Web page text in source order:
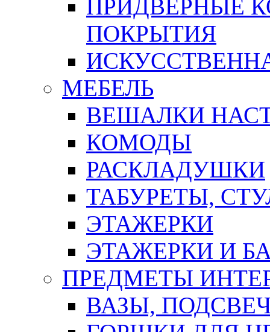
ПРИДВЕРНЫЕ
ПОКРЫТИЯ
МЕБЕЛЬ
ВЕШАЛКИ
КОМОДЫ
РАСКЛАДУШКИ
ТАБУРЕТЫ,
ЭТАЖЕРКИ
ЭТАЖЕРКИ И
ПРЕДМЕТЫ
ВАЗЫ,